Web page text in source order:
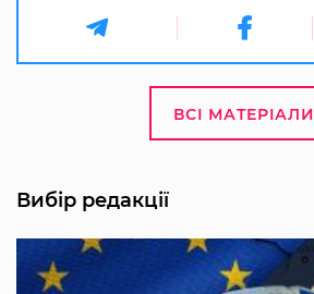
ВСІ МАТЕРІАЛИ
Вибір редакції